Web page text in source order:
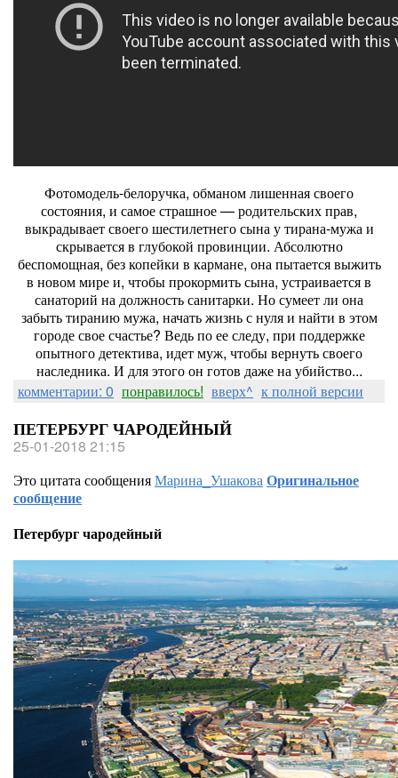
Фотомодель-белоручка, обманом лишенная своего
состояния, и самое страшное — родительских прав,
выкрадывает своего шестилетнего сына у тирана-мужа и
скрывается в глубокой провинции. Абсолютно
беспомощная, без копейки в кармане, она пытается выжить
в новом мире и, чтобы прокормить сына, устраивается в
санаторий на должность санитарки. Но сумеет ли она
забыть тиранию мужа, начать жизнь с нуля и найти в этом
городе свое счастье? Ведь по ее следу, при поддержке
опытного детектива, идет муж, чтобы вернуть своего
наследника. И для этого он готов даже на убийство...
комментарии: 0 понравилось! вверх^ к полной версии
ПЕТЕРБУРГ ЧАРОДЕЙНЫЙ
25-01-2018 21:15
Это цитата сообщенияМарина_УшаковаОригинальное
сообщение
Петербург чародейный